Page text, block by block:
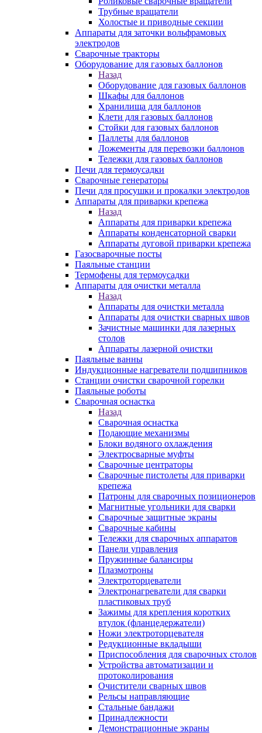
Трубные вращатели
Холостые и приводные секции
Аппараты для заточки вольфрамовых
электродов
Сварочные тракторы
Оборудование для газовых баллонов
Назад
Оборудование для газовых баллонов
Шкафы для баллонов
Хранилища для баллонов
Клети для газовых баллонов
Стойки для газовых баллонов
Паллеты для баллонов
Ложементы для перевозки баллонов
Тележки для газовых баллонов
Печи для термоусадки
Сварочные генераторы
Печи для просушки и прокалки электродов
Аппараты для приварки крепежа
Назад
Аппараты для приварки крепежа
Аппараты конденсаторной сварки
Аппараты дуговой приварки крепежа
Газосварочные посты
Паяльные станции
Термофены для термоусадки
Аппараты для очистки металла
Назад
Аппараты для очистки металла
Аппараты для очистки сварных швов
Зачистные машинки для лазерных
столов
Аппараты лазерной очистки
Паяльные ванны
Индукционные нагреватели подшипников
Станции очистки сварочной горелки
Паяльные роботы
Сварочная оснастка
Назад
Сварочная оснастка
Подающие механизмы
Блоки водяного охлаждения
Электросварные муфты
Сварочные центраторы
Сварочные пистолеты для приварки
крепежа
Патроны для сварочных позиционеров
Магнитные угольники для сварки
Сварочные защитные экраны
Сварочные кабины
Тележки для сварочных аппаратов
Панели управления
Пружинные балансиры
Плазмотроны
Электроторцеватели
Электронагреватели для сварки
пластиковых труб
Зажимы для крепления коротких
втулок (фланцедержатели)
Ножи электроторцевателя
Редукционные вкладыши
Приспособления для сварочных столов
Устройства автоматизации и
протоколирования
Очистители сварных швов
Рельсы направляющие
Стальные бандажи
Принадлежности
Демонстрационные экраны